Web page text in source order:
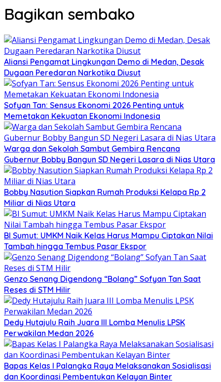
Bagikan sembako
Aliansi Pengamat Lingkungan Demo di Medan, Desak
Dugaan Peredaran Narkotika Diusut
Sofyan Tan: Sensus Ekonomi 2026 Penting untuk
Memetakan Kekuatan Ekonomi Indonesia
Warga dan Sekolah Sambut Gembira Rencana
Gubernur Bobby Bangun SD Negeri Lasara di Nias Utara
Bobby Nasution Siapkan Rumah Produksi Kelapa Rp 2
Miliar di Nias Utara
BI Sumut: UMKM Naik Kelas Harus Mampu Ciptakan Nilai
Tambah hingga Tembus Pasar Ekspor
Genzo Senang Digendong “Bolang” Sofyan Tan Saat
Reses di STM Hilir
Dedy Hutajulu Raih Juara III Lomba Menulis LPSK
Perwakilan Medan 2026
Bapas Kelas I Palangka Raya Melaksanakan Sosialisasi
dan Koordinasi Pembentukan Kelayan Binter